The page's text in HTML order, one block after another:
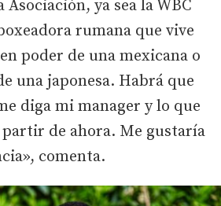
ya sea la WBC
rumana que vive
poder de una mexicana o
una japonesa. Habrá que
diga mi manager y lo que
de ahora. Me gustaría
comenta.